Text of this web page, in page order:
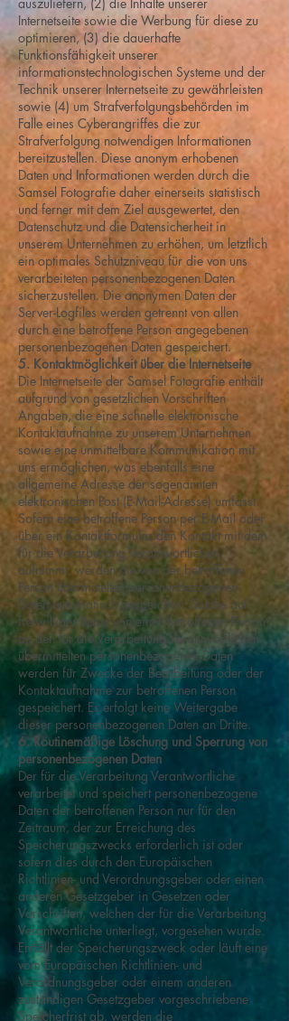
Internetseite sowie die Werbung für diese zu
optimieren, (3) die dauerhafte
Funktionsfähigkeit unserer
informationstechnologischen Systeme und der
Technik unserer Internetseite zu gewährleisten
sowie (4) um Strafverfolgungsbehörden im
Falle eines Cyberangriffes die zur
Strafverfolgung notwendigen Informationen
bereitzustellen. Diese anonym erhobenen
Daten und Informationen werden durch die
Samsel Fotografie daher einerseits statistisch
und ferner mit dem Ziel ausgewertet, den
Datenschutz und die Datensicherheit in
unserem Unternehmen zu erhöhen, um letztlich
ein optimales Schutzniveau für die von uns
verarbeiteten personenbezogenen Daten
sicherzustellen. Die anonymen Daten der
Server-Logfiles werden getrennt von allen
durch eine betroffene Person angegebenen
personenbezogenen Daten gespeichert.
5. Kontaktmöglichkeit über die Internetseite
Die Internetseite der Samsel Fotografie enthält
aufgrund von gesetzlichen Vorschriften
Angaben, die eine schnelle elektronische
Kontaktaufnahme zu unserem Unternehmen
sowie eine unmittelbare Kommunikation mit
uns ermöglichen, was ebenfalls eine
allgemeine Adresse der sogenannten
elektronischen Post (E-Mail-Adresse) umfasst.
Sofern eine betroffene Person per E-Mail oder
über ein Kontaktformular den Kontakt mit dem
für die Verarbeitung Verantwortlichen
aufnimmt, werden die von der betroffenen
Person übermittelten personenbezogenen
Daten automatisch gespeichert. Solche auf
freiwilliger Basis von einer betroffenen Person
an den für die Verarbeitung Verantwortlichen
übermittelten personenbezogenen Daten
werden für Zwecke der Bearbeitung oder der
Kontaktaufnahme zur betroffenen Person
gespeichert. Es erfolgt keine Weitergabe
dieser personenbezogenen Daten an Dritte.
6. Routinemäßige Löschung und Sperrung von
personenbezogenen Daten
Der für die Verarbeitung Verantwortliche
verarbeitet und speichert personenbezogene
Daten der betroffenen Person nur für den
Zeitraum, der zur Erreichung des
Speicherungszwecks erforderlich ist oder
sofern dies durch den Europäischen
Richtlinien- und Verordnungsgeber oder einen
anderen Gesetzgeber in Gesetzen oder
Vorschriften, welchen der für die Verarbeitung
Verantwortliche unterliegt, vorgesehen wurde.
Entfällt der Speicherungszweck oder läuft eine
vom Europäischen Richtlinien- und
Verordnungsgeber oder einem anderen
zuständigen Gesetzgeber vorgeschriebene
Speicherfrist ab, werden die